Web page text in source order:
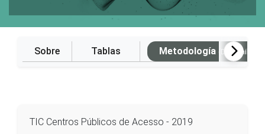
Sobre Tablas Metodología (Disponible
TIC Centros Públicos de Acesso - 2019